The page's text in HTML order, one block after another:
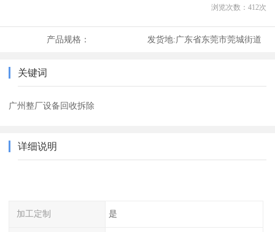
浏览次数： 412次
产品规格： 发货地:广东省东莞市莞城街道
关键词
广州整厂设备回收拆除
详细说明
加工定制 是